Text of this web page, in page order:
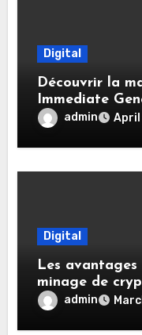
Digital
Découvrir la
Immediate
admin April
Digital
Les avantages
minage de
votre temps et
admin